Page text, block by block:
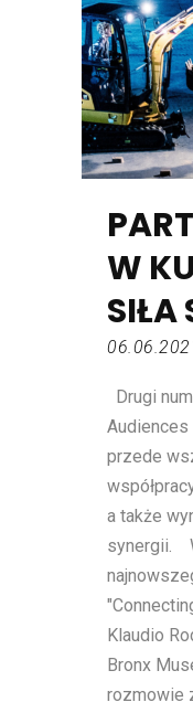
W
SIŁA
Drugi
przede
a także
synergii.
Klaudio
Bronx
rozmowie